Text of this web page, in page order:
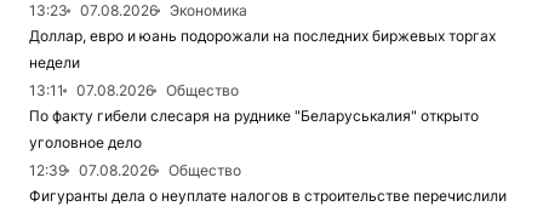
13:23
07.08.2026
Экономика
Доллар, евро и юань подорожали на последних биржевых торгах
недели
13:11
07.08.2026
Общество
По факту гибели слесаря на руднике "Беларуськалия" открыто
уголовное дело
12:39
07.08.2026
Общество
Фигуранты дела о неуплате налогов в строительстве перечислили